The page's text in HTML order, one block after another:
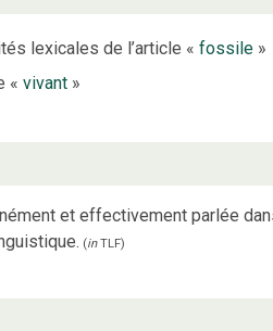
lexicales de l’article «fossile »
«vivant »
et effectivement parlée
(inTLF)